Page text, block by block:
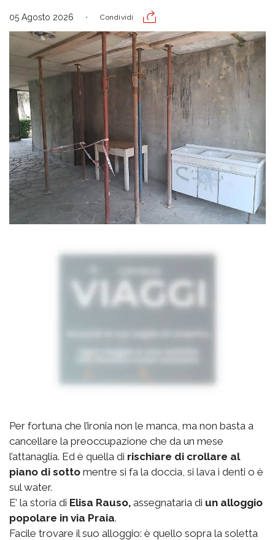
05 Agosto 2026 Condividi
Per fortuna che l’ironia non le manca, ma non basta a
cancellare la preoccupazione che da un mese
l’attanaglia. Ed è quella di rischiare di crollare al
piano di sotto mentre si fa la doccia, si lava i denti o è
sul water.
E’ la storia di Elisa Rauso, assegnataria di un alloggio
popolare in via Praia.
Facile trovare il suo alloggio: è quello sopra la soletta